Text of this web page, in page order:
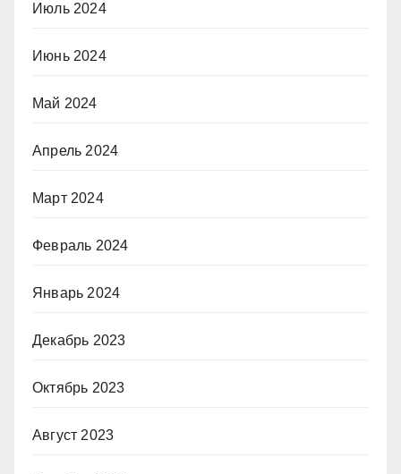
Июль 2024
Июнь 2024
Май 2024
Апрель 2024
Март 2024
Февраль 2024
Январь 2024
Декабрь 2023
Октябрь 2023
Август 2023